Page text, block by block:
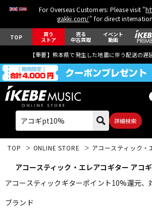
For Overseas Customers: Please visit "
gakki.com/" for direct
TOP 買う
ストア
売る
中古買取
イベント
動画
【重要】熊本県で発生した地震に伴う配送の遅
詳細検索
TOP ONLINE STORE アコースティック・
アコースティック・エレアコギター アコ
アコースティックギターポイント10%還元、
ブランド